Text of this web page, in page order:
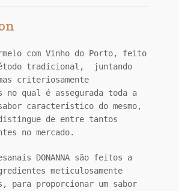
com Vinho do Porto, feito
tradicional, juntando
criteriosamente
no qual é assegurada toda a
característico do mesmo,
de entre tantos
no mercado.
DONANNA são feitos a
meticulosamente
para proporcionar um sabor